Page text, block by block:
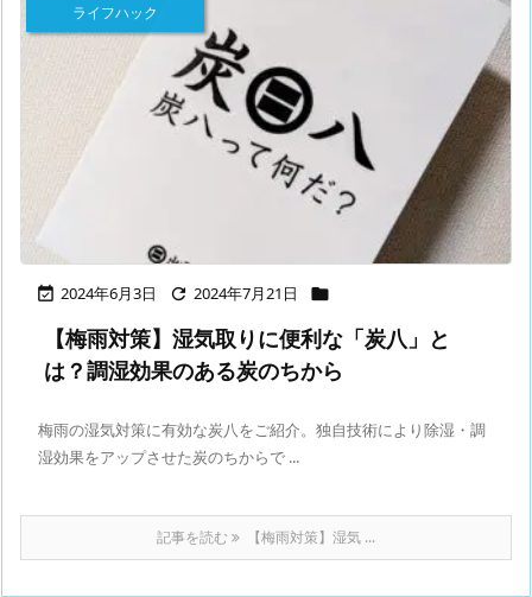
 2024年6月3日  2024年7月21日 
ライフハック
【梅雨対策】湿気取りに便利な「炭八」と
は？調湿効果のある炭のちから
梅雨の湿気対策に有効な炭八をご紹介。独自技術により除湿・調
湿効果をアップさせた炭のちからで ...
記事を読む 【梅雨対策】湿気 ...